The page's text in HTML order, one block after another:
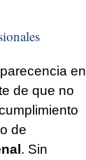
en
de que no
de
. Sin